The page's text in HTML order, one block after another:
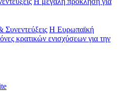
Η Ευρωπαϊκή
κρατικών ενισχύσεων για την